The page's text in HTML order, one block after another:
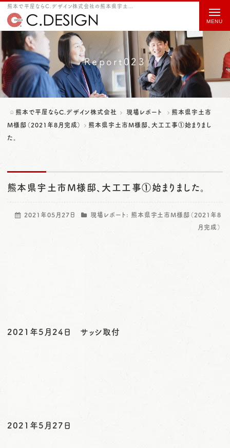
熊本で平屋ならC.デザイン株式会社の熊本県宇土市M様邸、大工工事①始まりました。をご紹介
Report023
熊本で平屋ならC.デザイン株式会社 現場レポート
熊本県宇土市
M様邸（2021年8月完成）
熊本県宇土市M様邸、大工工事①始まりまし
た。
熊本県宇土市M様邸、大工工事①始まりました。
2021年05月27日 現場レポート: 熊本県宇土市M様邸（2021年8
月完成）
2021年5月24日 サッシ取付
2021年5月27日
t
o
g
g
l
e
g
i